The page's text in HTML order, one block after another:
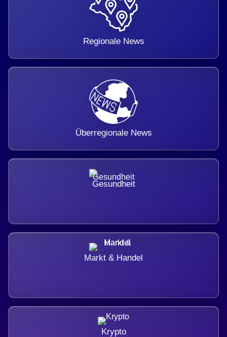
Regionale News
Überregionale News
Gesundheit
Markt & Handel
Krypto